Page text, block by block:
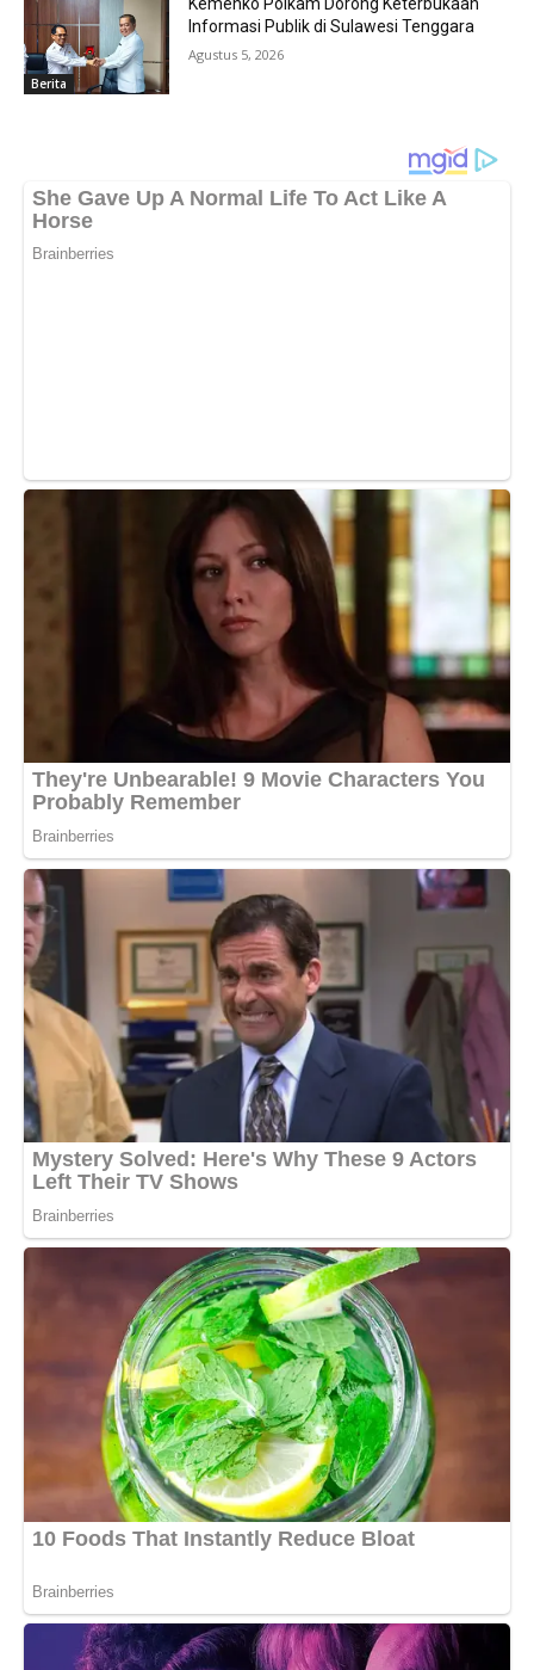
Berita
Informasi Publik di Sulawesi Tenggara
Agustus 5, 2026